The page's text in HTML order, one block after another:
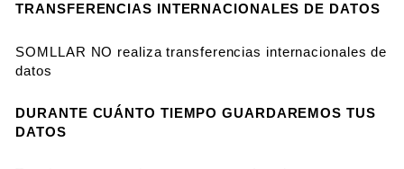
TRANSFERENCIAS INTERNACIONALES DE DATOS
SOMLLAR NO realiza transferencias internacionales de
datos
DURANTE CUÁNTO TIEMPO GUARDAREMOS TUS
DATOS